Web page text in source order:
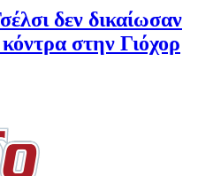
δεν δικαίωσαν
στην Γιόχορ